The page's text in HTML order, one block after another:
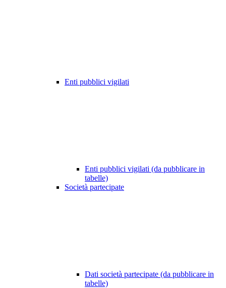
Enti pubblici vigilati
Enti pubblici vigilati (da pubblicare in
tabelle)
Società partecipate
Dati società partecipate (da pubblicare in
tabelle)